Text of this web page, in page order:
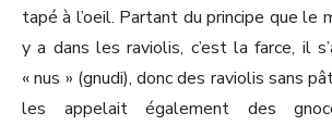
tapé à l’oeil. Partant du principe que le
y a dans les raviolis, c’est la farce, il
« nus » (gnudi), donc des raviolis sans
les appelait également des